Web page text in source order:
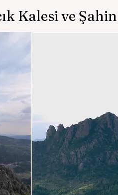
Kalesi ve